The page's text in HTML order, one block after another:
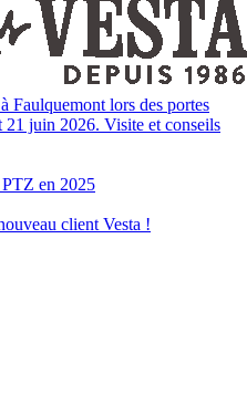
Faulquemont lors des portes
21 juin 2026. Visite et conseils
en 2025
client Vesta !